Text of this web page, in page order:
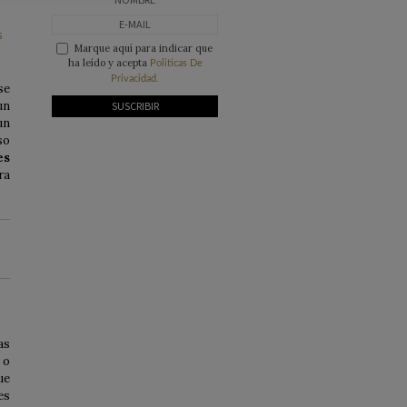
Marque aquí para indicar que
ha leído y acepta Politicas De
Privacidad.